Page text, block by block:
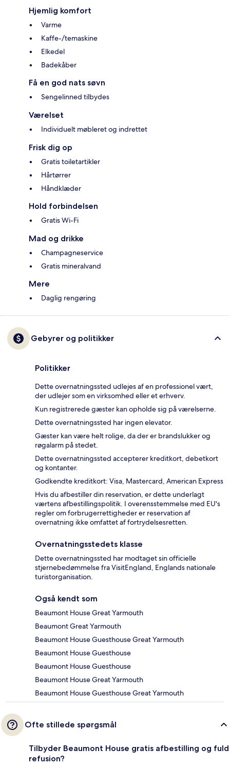
Hjemlig komfort
Varme
Kaffe-/temaskine
Elkedel
Badekåber
Få en god nats søvn
Sengelinned tilbydes
Værelset
Individuelt møbleret og indrettet
Frisk dig op
Gratis toiletartikler
Hårtørrer
Håndklæder
Hold forbindelsen
Gratis Wi-Fi
Mad og drikke
Champagneservice
Gratis mineralvand
Mere
Daglig rengøring
Gebyrer og politikker
Politikker
Dette overnatningssted udlejes af en professionel vært,
der udlejer som en virksomhed eller et erhverv.
Kun registrerede gæster kan opholde sig på værelserne.
Dette overnatningssted har ingen elevator.
Gæster kan være helt rolige, da der er brandslukker og
røgalarm på stedet.
Dette overnatningssted accepterer kreditkort, debetkort
og kontanter.
Godkendte kreditkort: Visa, Mastercard, American Express
Hvis du afbestiller din reservation, er dette underlagt
værtens afbestillingspolitik. I overensstemmelse med EU's
regler om forbrugerrettigheder er reservation af
overnatning ikke omfattet af fortrydelsesretten.
Overnatningsstedets klasse
Dette overnatningssted har modtaget sin officielle
stjernebedømmelse fra VisitEngland, Englands nationale
turistorganisation.
Også kendt som
Beaumont House Great Yarmouth
Beaumont Great Yarmouth
Beaumont House Guesthouse Great Yarmouth
Beaumont House Guesthouse
Beaumont House Guesthouse
Beaumont House Great Yarmouth
Beaumont House Guesthouse Great Yarmouth
Ofte stillede spørgsmål
Tilbyder Beaumont House gratis afbestilling og fuld
refusion?